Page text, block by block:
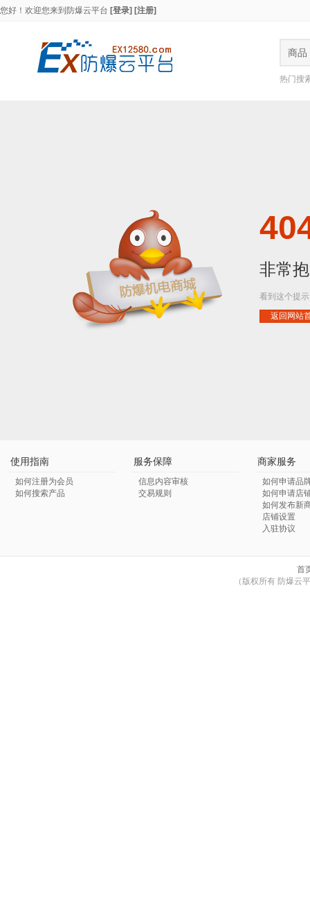
您好！欢迎您来到 防爆云平台 [登录] [注册]
商品
热门搜
非常
看到这个提
返回网站
使用指南
如何注册为会员
如何搜索产品
服务保障
信息内容审核
交易规则
商家服务
如何申请品
如何申请店
如何发布新
店铺设置
入驻协议
首
（版权所有 防爆